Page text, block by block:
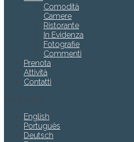
Comodità
Camere
Ristorante
In Evidenza
Fotografie
Commenti
Prenota
Attività
Contatti
English
Português
Deutsch